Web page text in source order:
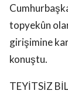
topyekûn
girişimine
konuştu.
TEYİTSİZ